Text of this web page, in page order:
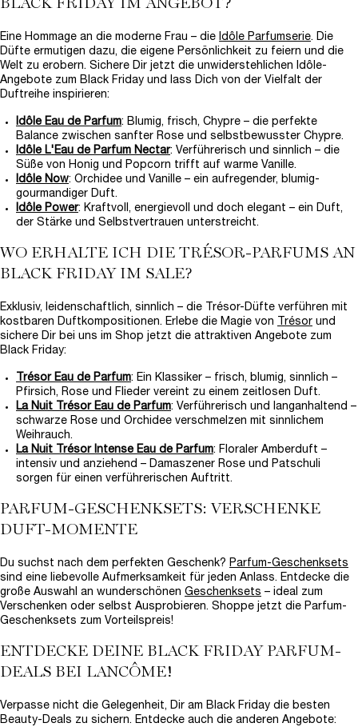
BLACK FRIDAY IM ANGEBOT?
Eine Hommage an die moderne Frau – die Idôle Parfumserie. Die
Düfte ermutigen dazu, die eigene Persönlichkeit zu feiern und die
Welt zu erobern. Sichere Dir jetzt die unwiderstehlichen Idôle-
Angebote zum Black Friday und lass Dich von der Vielfalt der
Duftreihe inspirieren:
Idôle Eau de Parfum: Blumig, frisch, Chypre – die perfekte
Balance zwischen sanfter Rose und selbstbewusster Chypre.
Idôle L'Eau de Parfum Nectar: Verführerisch und sinnlich – die
Süße von Honig und Popcorn trifft auf warme Vanille.
Idôle Now: Orchidee und Vanille – ein aufregender, blumig-
gourmandiger Duft.
Idôle Power: Kraftvoll, energievoll und doch elegant – ein Duft,
der Stärke und Selbstvertrauen unterstreicht.
WO ERHALTE ICH DIE TRÉSOR-PARFUMS AN
BLACK FRIDAY IM SALE?
Exklusiv, leidenschaftlich, sinnlich – die Trésor-Düfte verführen mit
kostbaren Duftkompositionen. Erlebe die Magie von
Trésor und
sichere Dir bei uns im Shop jetzt die attraktiven Angebote zum
Black Friday:
Trésor Eau de Parfum: Ein Klassiker – frisch, blumig, sinnlich –
Pfirsich, Rose und Flieder vereint zu einem zeitlosen Duft.
La Nuit Trésor Eau de Parfum: Verführerisch und langanhaltend –
schwarze Rose und Orchidee verschmelzen mit sinnlichem
Weihrauch.
La Nuit Trésor Intense Eau de Parfum: Floraler Amberduft –
intensiv und anziehend – Damaszener Rose und Patschuli
sorgen für einen verführerischen Auftritt.
PARFUM-GESCHENKSETS: VERSCHENKE
DUFT-MOMENTE
Du suchst nach dem perfekten Geschenk? Parfum-Geschenksets
sind eine liebevolle Aufmerksamkeit für jeden Anlass. Entdecke die
große Auswahl an wunderschönen Geschenksets – ideal zum
Verschenken oder selbst Ausprobieren. Shoppe jetzt die Parfum-
Geschenksets zum Vorteilspreis!
ENTDECKE DEINE BLACK FRIDAY PARFUM-
DEALS BEI LANCÔME!
Verpasse nicht die Gelegenheit, Dir am Black Friday die besten
Beauty-Deals zu sichern. Entdecke auch die anderen Angebote: